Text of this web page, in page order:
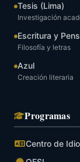
Tesis (Lima)
Investigación
Escritura y
Filosofía y letras
Azul
Creación literaria
Programas
Centro de